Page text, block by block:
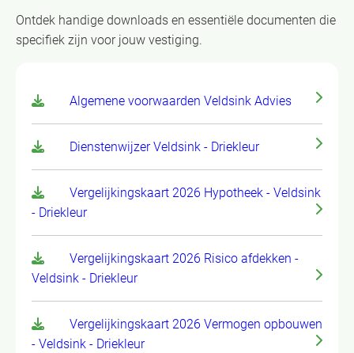
Ontdek handige downloads en essentiële documenten die
specifiek zijn voor jouw vestiging.
Algemene voorwaarden Veldsink Advies
Dienstenwijzer Veldsink - Driekleur
Vergelijkingskaart 2026 Hypotheek - Veldsink
- Driekleur
Vergelijkingskaart 2026 Risico afdekken -
Veldsink - Driekleur
Vergelijkingskaart 2026 Vermogen opbouwen
- Veldsink - Driekleur